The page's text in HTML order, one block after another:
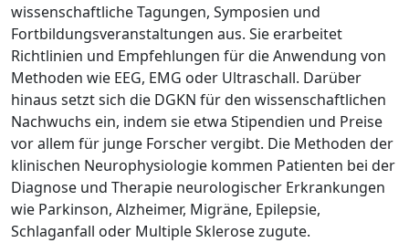
wissenschaftliche Tagungen, Symposien und
Fortbildungsveranstaltungen aus. Sie erarbeitet
Richtlinien und Empfehlungen für die Anwendung von
Methoden wie EEG, EMG oder Ultraschall. Darüber
hinaus setzt sich die DGKN für den wissenschaftlichen
Nachwuchs ein, indem sie etwa Stipendien und Preise
vor allem für junge Forscher vergibt. Die Methoden der
klinischen Neurophysiologie kommen Patienten bei der
Diagnose und Therapie neurologischer Erkrankungen
wie Parkinson, Alzheimer, Migräne, Epilepsie,
Schlaganfall oder Multiple Sklerose zugute.